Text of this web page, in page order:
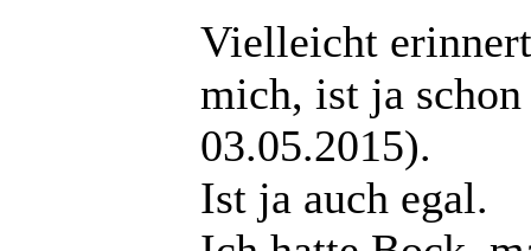
Vielleicht
mich, ist ja
03.05.2015).
Ist ja auch egal.